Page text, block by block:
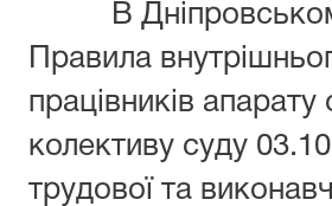
В Дніпровському
Правила
працівників
колективу суду
трудової та